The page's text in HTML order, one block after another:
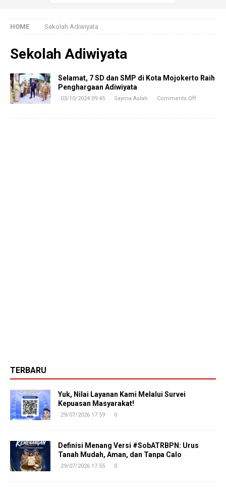
HOME Sekolah Adiwiyata
Sekolah Adiwiyata
Selamat, 7 SD dan SMP di Kota Mojokerto Raih
Penghargaan Adiwiyata
03/10/2024 09:45 Sayma Aslah Comments Off
TERBARU
Yuk, Nilai Layanan Kami Melalui Survei
Kepuasan Masyarakat!
29/07/2026 17:59 0
Definisi Menang Versi #SobATRBPN: Urus
Tanah Mudah, Aman, dan Tanpa Calo
29/07/2026 17:55 0